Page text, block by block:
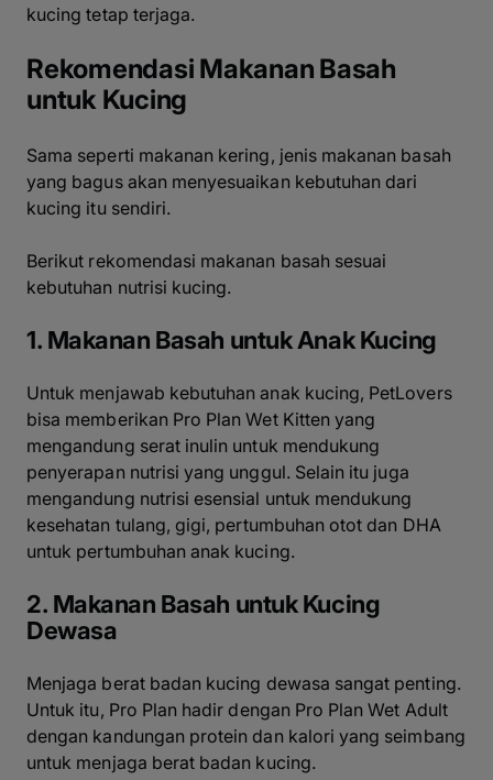
kucing tetap terjaga.
Rekomendasi Makanan Basah
untuk Kucing
Sama seperti makanan kering, jenis makanan basah
yang bagus akan menyesuaikan kebutuhan dari
kucing itu sendiri.
Berikut rekomendasi makanan basah sesuai
kebutuhan nutrisi kucing.
1. Makanan Basah untuk Anak Kucing
Untuk menjawab kebutuhan anak kucing, PetLovers
bisa memberikan Pro Plan Wet Kitten yang
mengandung serat inulin untuk mendukung
penyerapan nutrisi yang unggul. Selain itu juga
mengandung nutrisi esensial untuk mendukung
kesehatan tulang, gigi, pertumbuhan otot dan DHA
untuk pertumbuhan anak kucing.
2. Makanan Basah untuk Kucing
Dewasa
Menjaga berat badan kucing dewasa sangat penting.
Untuk itu, Pro Plan hadir dengan Pro Plan Wet Adult
dengan kandungan protein dan kalori yang seimbang
untuk menjaga berat badan kucing.